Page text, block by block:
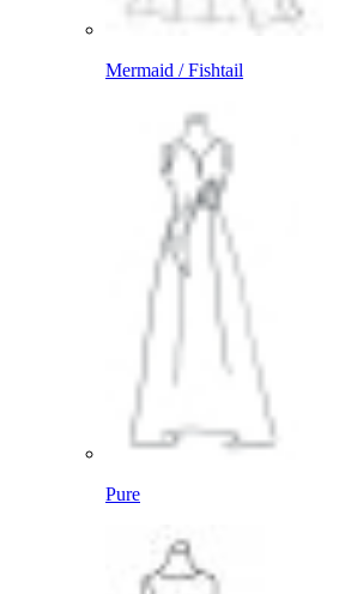
Mermaid / Fishtail
Pure